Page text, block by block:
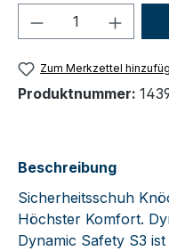
Produkt
Zum Merkzettel
Produktnummer:
Beschreibung
Sicherheitsschuh
Höchster Komfort.
Dynamic Safety S3